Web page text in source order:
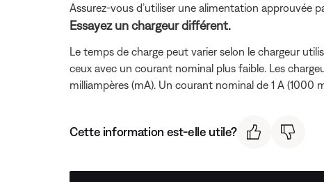
Assurez-vous d’utiliser une alimentation approuvée
Essayez un chargeur différent.
Le temps de charge peut varier selon le chargeur
ceux avec un courant nominal plus faible. Les
milliampères (mA). Un courant nominal de 1 A (1000
Cette information est-elle utile?